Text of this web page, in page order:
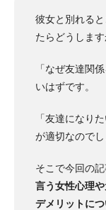
彼女と別れる
たらどうします
「なぜ友達関
いはずです。
「友達になり
が適切なのでし
そこで今回の記
言う女性心理
デメリットに